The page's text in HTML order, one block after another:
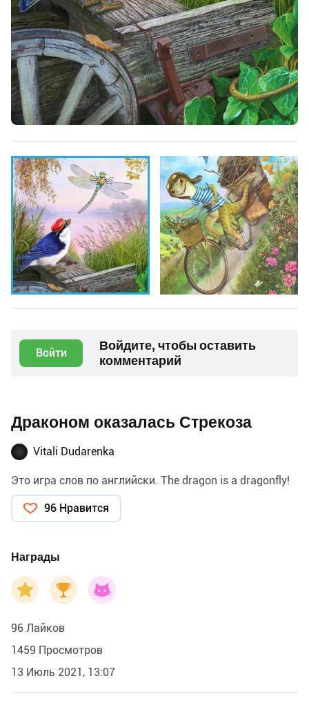
Войти
Войдите, чтобы оставить
комментарий
Драконом оказалась Стрекоза
Vitali Dudarenka
Это игра слов по английски. The dragon is a dragonfly!
96 Нравится
Награды
96 Лайков
1459 Просмотров
13 Июль 2021, 13:07